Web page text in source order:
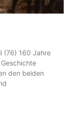
(76) 160 Jahre
den beiden